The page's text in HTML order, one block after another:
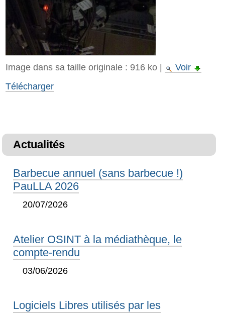
Image dans sa taille originale : 916 ko|
Voir
Télécharger
Actualités
Barbecue annuel (sans barbecue !)
PauLLA 2026
20/07/2026
Atelier OSINT à la médiathèque, le
compte-rendu
03/06/2026
Logiciels Libres utilisés par les